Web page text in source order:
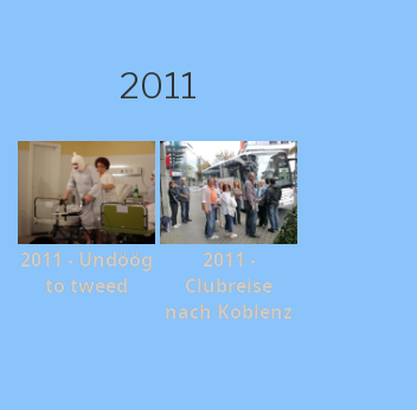
2011
2011 - Undöög
to tweed
2011 -
Clubreise
nach Koblenz